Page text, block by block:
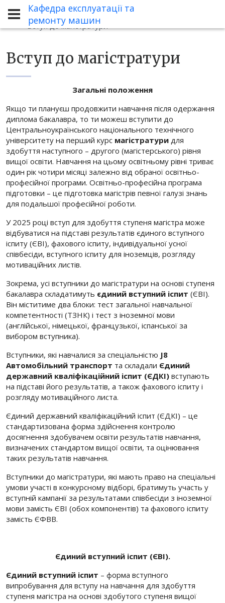
Кафедра експлуатації та
ремонту машин
Абітурієнту
Умови вступу
Вступ до магістратури
Вступ до магістратури
Загальні положення
Якщо ти плануєш продовжити навчання після одержання
диплома бакалавра, то ти можеш вступити до
Центральноукраїнського національного технічного
університету на перший курс магістратури для
здобуття наступного – другого (магістерського) рівня
вищої освіти. Навчання на цьому освітньому рівні триває
один рік чотири місяці залежно від обраної освітньо-
професійної програми. Освітньо-професійна програма
підготовки – це підготовка магістрів певної галузі знань
для подальшої професійної роботи.
У 2025 році вступ для здобуття ступеня магістра може
відбуватися на підставі результатів єдиного вступного
іспиту (ЄВІ), фахового іспиту, індивідуальної усної
співбесіди, вступного іспиту для іноземців, розгляду
мотиваційних листів.
Зокрема, усі вступники до магістратури на основі ступеня
бакалавра складатимуть єдиний вступний іспит (ЄВІ).
Він міститиме два блоки: тест загальної навчальної
компетентності (ТЗНК) і тест з іноземної мови
(англійської, німецької, французької, іспанської за
вибором вступника).
Вступники, які навчалися за спеціальністю J8
Автомобільний транспорт та складали Єдиний
державний кваліфікаційний іспит (ЄДКІ) вступають
на підставі його результатів, а також фахового іспиту і
розгляду мотиваційного листа.
Єдиний державний кваліфікаційний іспит (ЄДКІ) – це
стандартизована форма здійснення контролю
досягнення здобувачем освіти результатів навчання,
визначених стандартом вищої освіти, та оцінювання
таких результатів навчання.
Вступники до магістратури, які мають право на спеціальні
умови участі в конкурсному відборі, братимуть участь у
вступній кампанії за результатами співбесіди з іноземної
мови замість ЄВІ (обох компонентів) та фахового іспиту
замість ЄФВВ.
Єдиний вступний іспит (ЄВІ).
Єдиний вступний іспит – форма вступного
випробування для вступу на навчання для здобуття
ступеня магістра на основі здобутого ступеня вищої